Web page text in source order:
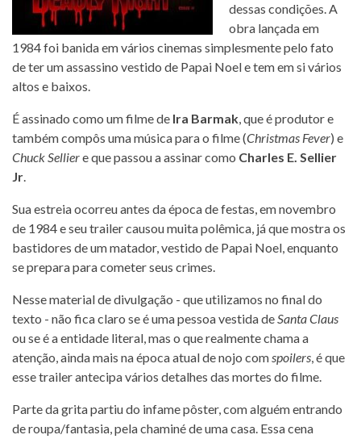
dessas condições. A
obra lançada em
1984 foi banida em vários cinemas simplesmente pelo fato
de ter um assassino vestido de Papai Noel e tem em si vários
altos e baixos.
É assinado como um filme de Ira Barmak, que é produtor e
também compôs uma música para o filme (Christmas Fever) e
Chuck Selliere que passou a assinar como Charles E. Sellier
Jr.
Sua estreia ocorreu antes da época de festas, em novembro
de 1984 e seu trailer causou muita polêmica, já que mostra os
bastidores de um matador, vestido de Papai Noel, enquanto
se prepara para cometer seus crimes.
Nesse material de divulgação - que utilizamos no final do
texto - não fica claro se é uma pessoa vestida deSanta Claus
ou se é a entidade literal, mas o que realmente chama a
atenção, ainda mais na época atual de nojo comspoilers, é que
esse trailer antecipa vários detalhes das mortes do filme.
Parte da grita partiu do infame pôster, com alguém entrando
de roupa/fantasia, pela chaminé de uma casa. Essa cena